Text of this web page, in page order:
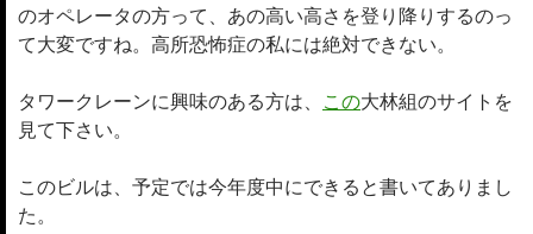
のオペレータの方って、あの高い高さを登り降りするのっ
て大変ですね。高所恐怖症の私には絶対できない。
タワークレーンに興味のある方は、 この大林組のサイトを
見て下さい。
このビルは、予定では今年度中にできると書いてありまし
た。